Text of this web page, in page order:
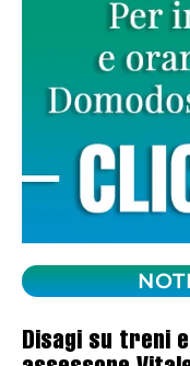
Disagi su treni